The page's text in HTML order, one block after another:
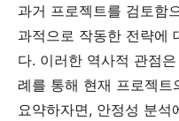
과거 프로젝트를 검토함
과적으로 작동한 전략에
다. 이러한 역사적 관점
례를 통해 현재 프로젝
요약하자면, 안정성 분